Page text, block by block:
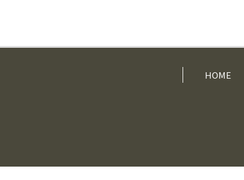
HOME